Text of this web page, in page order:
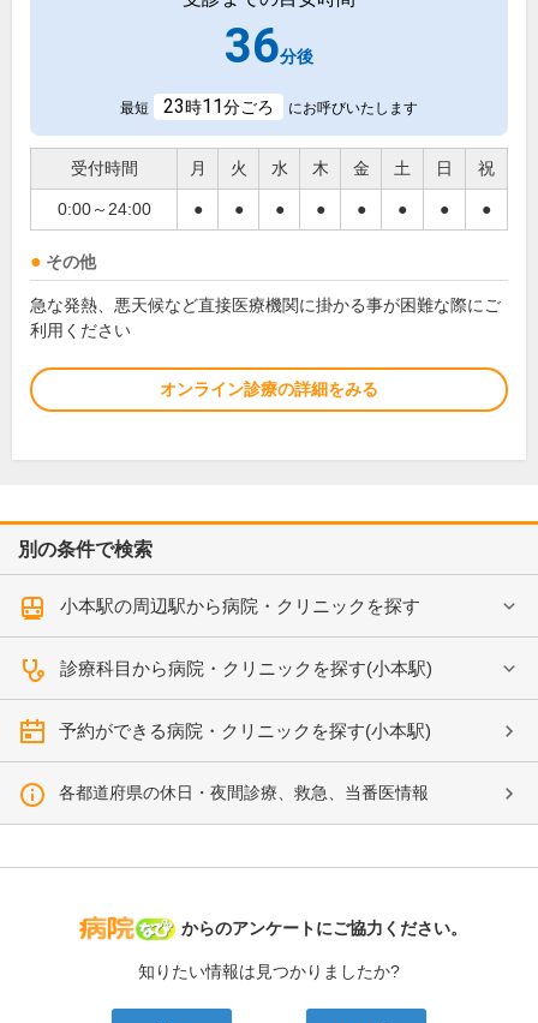
36分後
最短 23時11分ごろ にお呼びいたします
受付時間 月 火 水 木 金 土 日 祝
0:00～24:00 ● ● ● ● ● ● ● ●
その他
急な発熱、悪天候など直接医療機関に掛かる事が困難な際にご
利用ください
オンライン診療の詳細をみる
別の条件で検索
小本駅の周辺駅から病院・クリニックを探す
診療科目から病院・クリニックを探す(小本駅)
予約ができる病院・クリニックを探す(小本駅)
各都道府県の休日・夜間診療、救急、当番医情報
病院なび
からのアンケートにご協力ください。
知りたい情報は見つかりましたか?